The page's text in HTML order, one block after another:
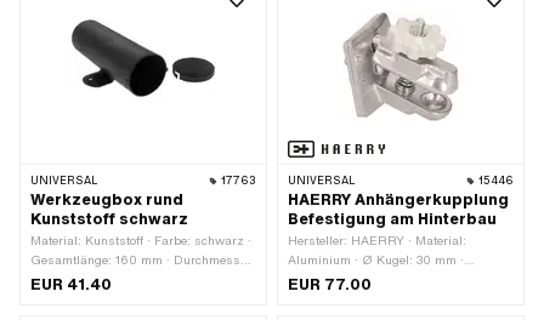
Befestigungsloch: 5.7 mm · Anzahl
Befestigungspunkte: 2 Stk. ·
Lochabstand: 25 mm
UNIVERSAL 17763
Werkzeugbox rund
Kunststoff schwarz
Material: Kunststoff · Farbe: schwarz ·
Gesamtlänge: 160 mm · Durchmesser:
60 mm
EUR 41.40
UNIVERSAL 15446
HAERRY Anhängerkupplung
Befestigung am Hinterbau
Hersteller: HAERRY · Material:
Aluminium · Ø Kugel: 30 mm ·
Gesamtlänge: 95 mm · Breite: 73 mm
EUR 77.00